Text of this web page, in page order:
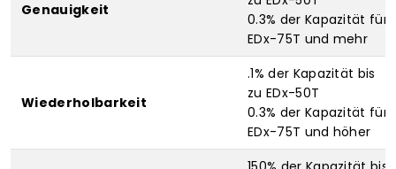
Genauigkeit
0.3% der Kapazität für
EDx-75T und mehr
Wiederholbarkeit
.1% der Kapazität bis
zu EDx-50T
0.3% der Kapazität für
EDx-75T und höher